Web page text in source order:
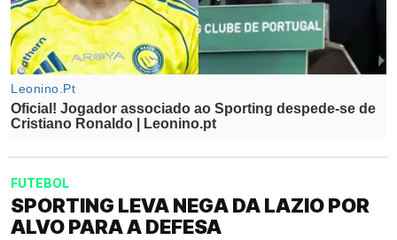
FUTEBOL
SPORTING LEVA NEGA DA LAZIO POR
ALVO PARA A DEFESA